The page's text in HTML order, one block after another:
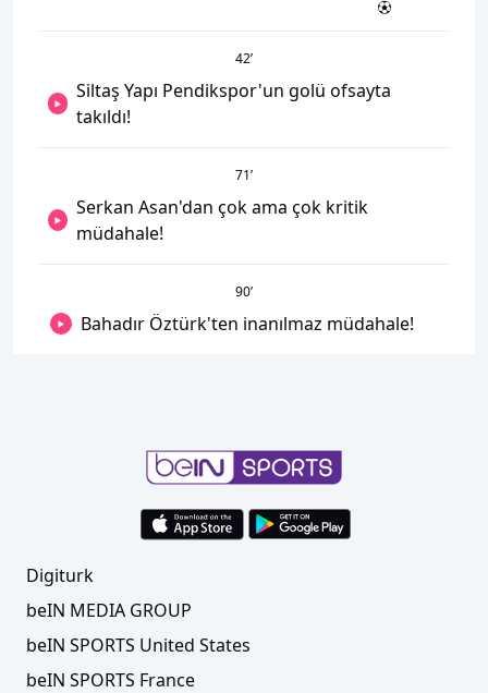
42’
Siltaş Yapı Pendikspor'un golü ofsayta
takıldı!
71’
Serkan Asan'dan çok ama çok kritik
müdahale!
90’
Bahadır Öztürk'ten inanılmaz müdahale!
Digiturk
beIN MEDIA GROUP
beIN SPORTS United States
beIN SPORTS France